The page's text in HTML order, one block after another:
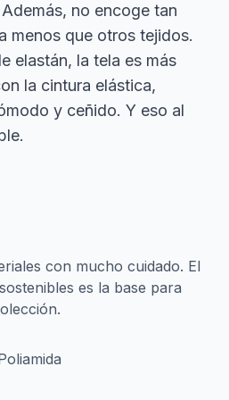
no encoge tan
menos que otros tejidos.
elastán, la tela es más
la cintura elástica,
y ceñido. Y eso al
con mucho cuidado. El
es la base para